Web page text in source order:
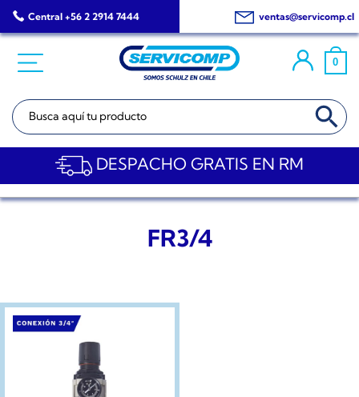
Saltar
al
Central +56 2 2914 7444 ventas@servicomp.cl
0
Buscar: BOTÓN DE
DESPACHO GRATIS EN RM
FR3/4